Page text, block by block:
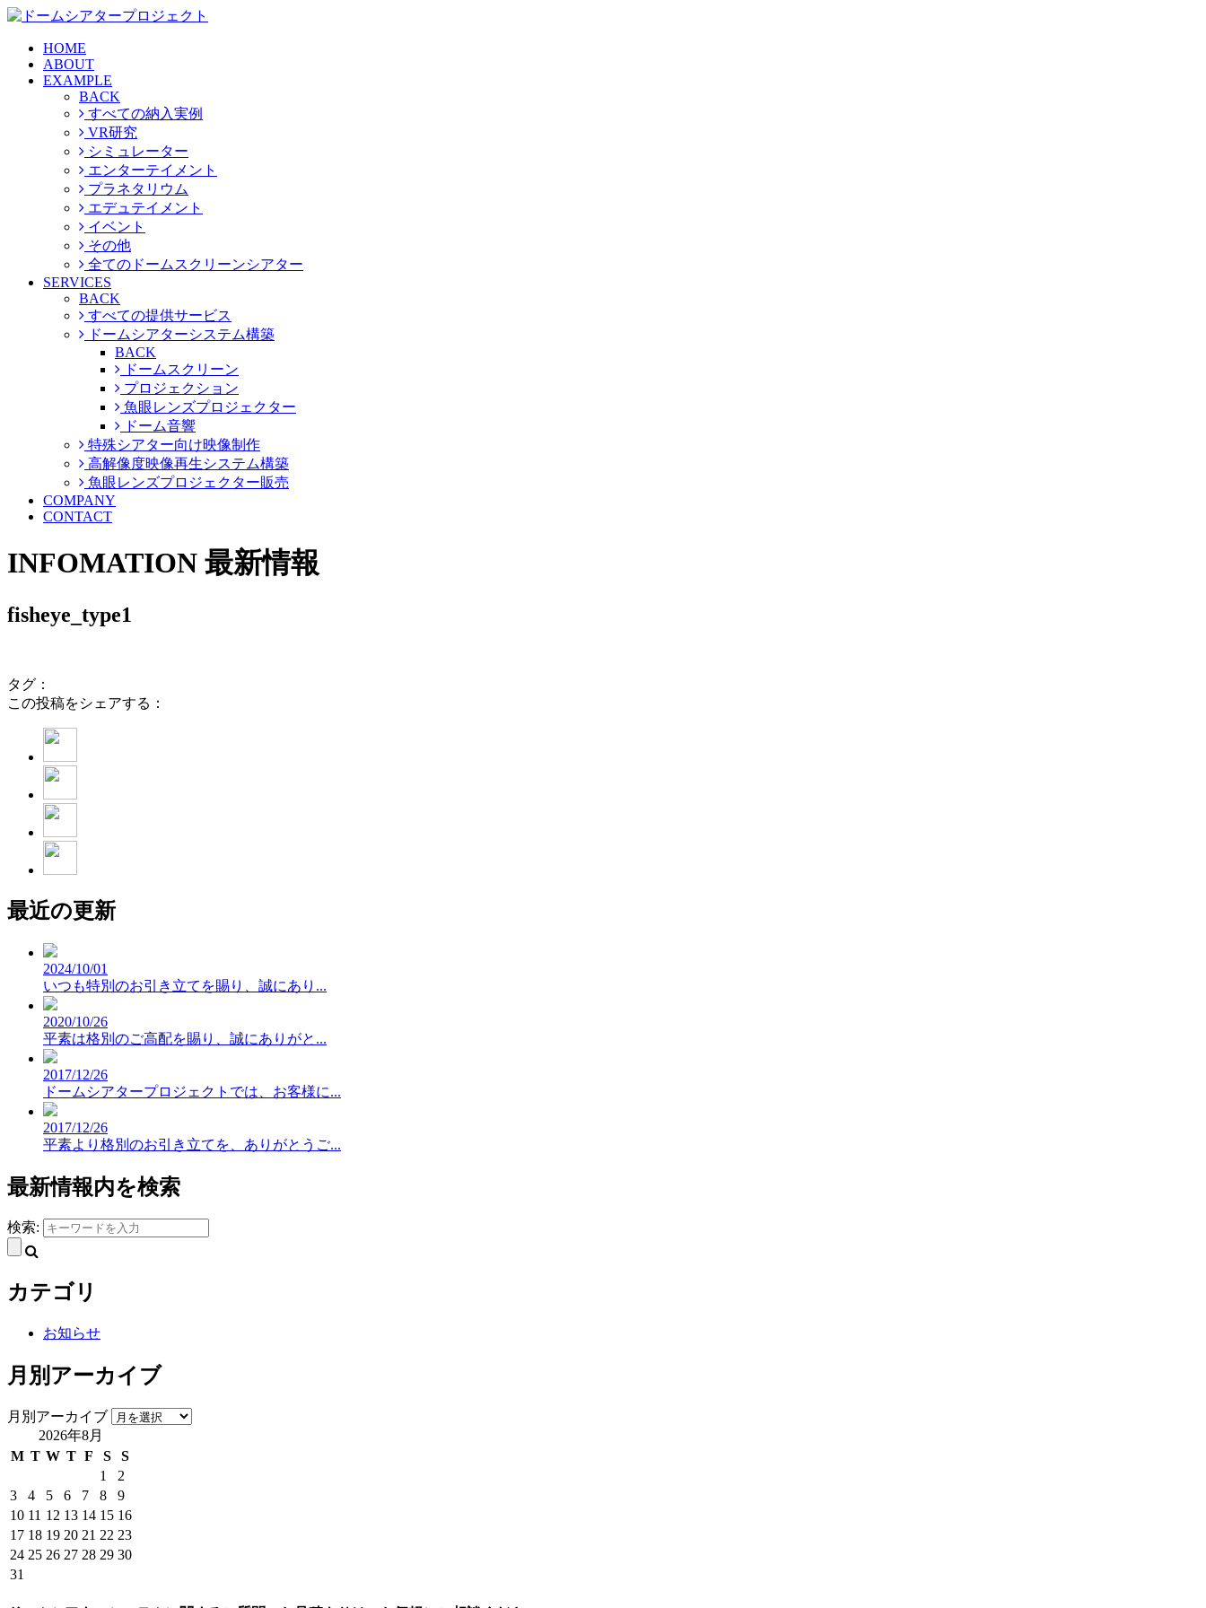
HOME
ABOUT
EXAMPLE
BACK
すべての納入実例
VR研究
シミュレーター
エンターテイメント
プラネタリウム
エデュテイメント
イベント
その他
全てのドームスクリーンシアター
SERVICES
BACK
すべての提供サービス
ドームシアターシステム構築
BACK
ドームスクリーン
プロジェクション
魚眼レンズプロジェクター
ドーム音響
特殊シアター向け映像制作
高解像度映像再生システム構築
魚眼レンズプロジェクター販売
COMPANY
CONTACT
INFOMATION 最新情報
fisheye_type1
タグ：
この投稿をシェアする：
最近の更新
2024/10/01
いつも特別のお引き立てを賜り、誠にあり...
2020/10/26
平素は格別のご高配を賜り、誠にありがと...
2017/12/26
ドームシアタープロジェクトでは、お客様に...
2017/12/26
平素より格別のお引き立てを、ありがとうご...
最新情報内を検索
検索:
カテゴリ
お知らせ
月別アーカイブ
月別アーカイブ
2026年8月
M T W T F S
S
1
2
3
4 5 6 7 8
9
10 11 12 13 14 15 16
17 18 19 20 21 22 23
24 25 26 27 28 29 30
31